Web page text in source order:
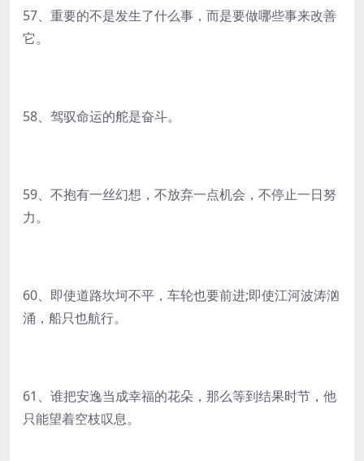
57、重要的不是发生了什么事，而是要做哪些事来改善
它。
58、驾驭命运的舵是奋斗。
59、不抱有一丝幻想，不放弃一点机会，不停止一日努
力。
60、即使道路坎坷不平，车轮也要前进;即使江河波涛汹
涌，船只也航行。
61、谁把安逸当成幸福的花朵，那么等到结果时节，他
只能望着空枝叹息。